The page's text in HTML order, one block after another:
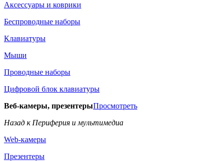
Аксессуары и коврики
Беспроводные наборы
Клавиатуры
Мыши
Проводные наборы
Цифровой блок клавиатуры
Веб-камеры, презентерыПросмотреть
Назад к Периферия и мультимедиа
Web-камеры
Презентеры